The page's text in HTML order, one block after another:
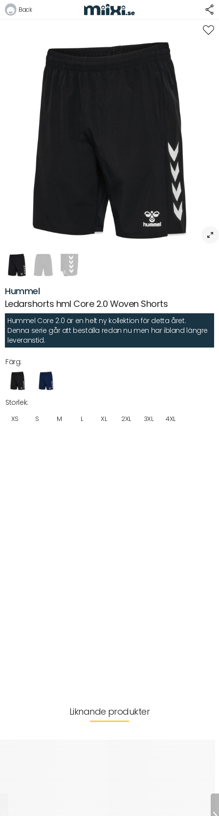
Logga in
E-postadress
Lösenord
Bli medlem i Club Miixi
Glömt ditt lösenord?
Ansök om att bli B2B-kund
Back
21%
Hummel
Ledarshorts hml Core 2.0 Woven Shorts
Hummel Core 2.0 är en helt ny kollektion för detta året.
Denna serie går att beställa redan nu men har ibland längre
leveranstid.
Färg:
Storlek:
XS S M L XL 2XL 3XL 4XL
Liknande produkter